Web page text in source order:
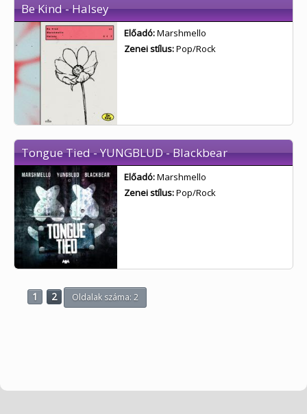
Be Kind - Halsey
Előadó:Marshmello
Zenei stílus:Pop/Rock
Tongue Tied - YUNGBLUD - Blackbear
Előadó:Marshmello
Zenei stílus:Pop/Rock
1 2 Oldalak száma: 2